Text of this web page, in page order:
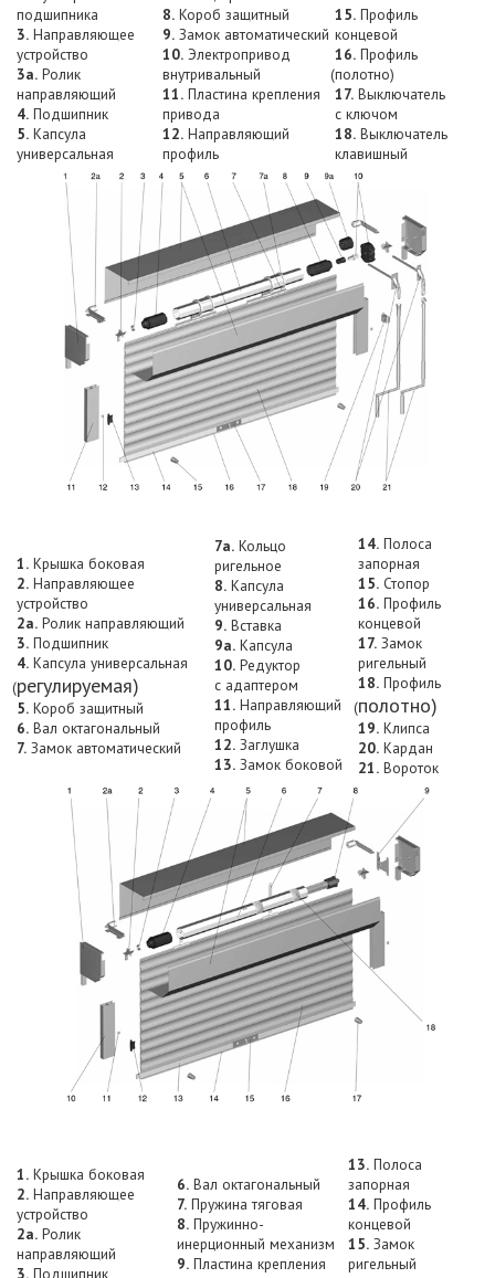
подшипника
3. Направляющее
устройство
3a. Ролик
направляющий
4. Подшипник
5. Капсула
универсальная
8. Короб защитный
9. Замок автоматический
10. Электропривод
внутривальный
11. Пластина крепления
привода
12. Направляющий
профиль
15. Профиль
концевой
16. Профиль
(полотно)
17. Выключатель
с ключом
18. Выключатель
клавишный
1. Крышка боковая
2. Направляющее
устройство
2a. Ролик направляющий
3. Подшипник
4. Капсула универсальная
(регулируемая)
5. Короб защитный
6. Вал октагональный
7. Замок автоматический
7a. Кольцо
ригельное
8. Капсула
универсальная
9. Вставка
9a. Капсула
10. Редуктор
с адаптером
11. Направляющий
профиль
12. Заглушка
13. Замок боковой
14. Полоса
запорная
15. Стопор
16. Профиль
концевой
17. Замок
ригельный
18. Профиль
(полотно)
19. Клипса
20. Кардан
21. Вороток
1. Крышка боковая
2. Направляющее
устройство
2a. Ролик
направляющий
3. Подшипник
6. Вал октагональный
7. Пружина тяговая
8. Пружинно-
инерционный механизм
9. Пластина крепления
13. Полоса
запорная
14. Профиль
концевой
15. Замок
ригельный